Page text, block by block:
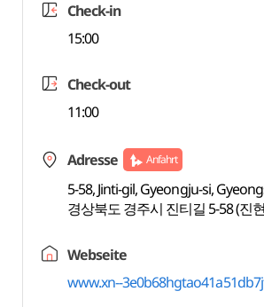
Check-in
15:00
Check-out
11:00
Adresse Anfahrt
5-58, Jinti-gil, Gyeongju-si,
경상북도 경주시 진티길 5-58 (진
Webseite
www.xn--